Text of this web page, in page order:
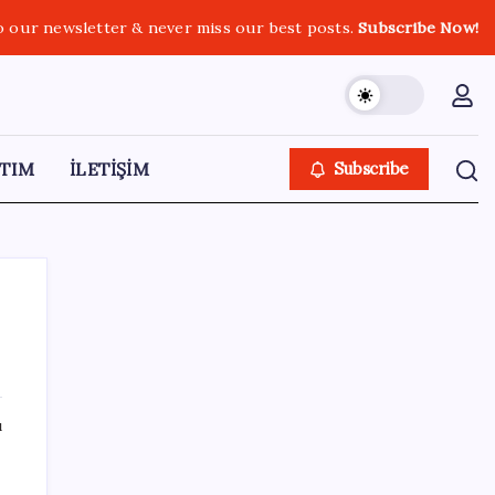
our newsletter & never miss our best posts.Subscribe Now!
İLETİŞİM Subscribe